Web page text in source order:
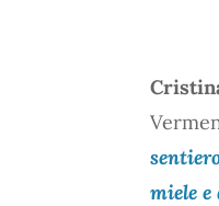
miele e